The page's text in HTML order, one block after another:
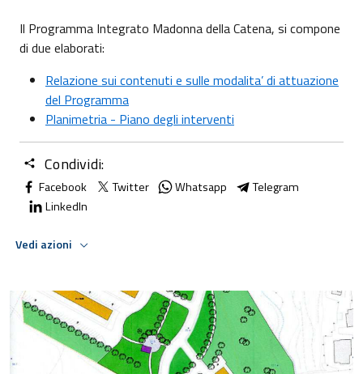
Il Programma Integrato Madonna della Catena, si compone
di due elaborati:
Relazione sui contenuti e sulle modalita’ di attuazione
del Programma
Planimetria - Piano degli interventi
Condividi:
Facebook Twitter Whatsapp
Telegram
LinkedIn
Vedi azioni